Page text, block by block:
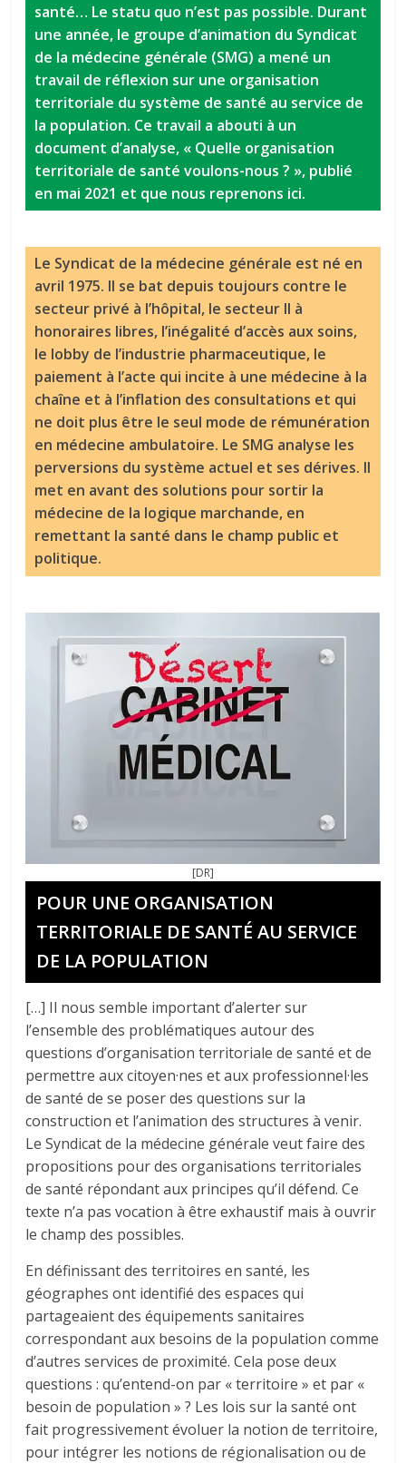
santé… Le statu quo n’est pas possible. Durant
une année, le groupe d’animation du Syndicat
de la médecine générale (SMG) a mené un
travail de réflexion sur une organisation
territoriale du système de santé au service de
la population. Ce travail a abouti à un
document d’analyse, « Quelle organisation
territoriale de santé voulons-nous ? », publié
en mai 2021 et que nous reprenons ici.
Le Syndicat de la médecine générale est né en
avril 1975. Il se bat depuis toujours contre le
secteur privé à l’hôpital, le secteur II à
honoraires libres, l’inégalité d’accès aux soins,
le lobby de l’industrie pharmaceutique, le
paiement à l’acte qui incite à une médecine à la
chaîne et à l’inflation des consultations et qui
ne doit plus être le seul mode de rémunération
en médecine ambulatoire. Le SMG analyse les
perversions du système actuel et ses dérives. Il
met en avant des solutions pour sortir la
médecine de la logique marchande, en
remettant la santé dans le champ public et
politique.
[DR]
POUR UNE ORGANISATION
TERRITORIALE DE SANTÉ AU SERVICE
DE LA POPULATION
[…] Il nous semble important d’alerter sur
l’ensemble des problématiques autour des
questions d’organisation territoriale de santé et de
permettre aux citoyen·nes et aux professionnel·les
de santé de se poser des questions sur la
construction et l’animation des structures à venir.
Le Syndicat de la médecine générale veut faire des
propositions pour des organisations territoriales
de santé répondant aux principes qu’il défend. Ce
texte n’a pas vocation à être exhaustif mais à ouvrir
le champ des possibles.
En définissant des territoires en santé, les
géographes ont identifié des espaces qui
partageaient des équipements sanitaires
correspondant aux besoins de la population comme
d’autres services de proximité. Cela pose deux
questions : qu’entend-on par « territoire » et par «
besoin de population » ? Les lois sur la santé ont
fait progressivement évoluer la notion de territoire,
pour intégrer les notions de régionalisation ou de